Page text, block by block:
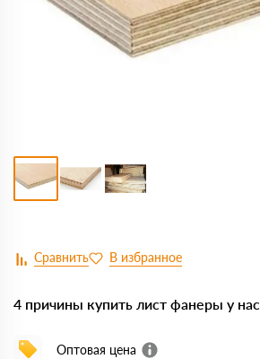
4 причины купить лист фанеры у нас
Оптовая цена